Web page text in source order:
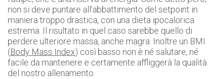
non si deve puntare all’abbattimento del setpoint in
maniera troppo drastica, con una dieta ipocalorica
estrema. Il risultato in quel caso sarebbe quello di
perdere ulteriore massa, anche magra. Inoltre un BMI
(Body Mass Index) così basso non è né salutare, né
facile da mantenere e certamente affliggerà la qualità
del nostro allenamento.